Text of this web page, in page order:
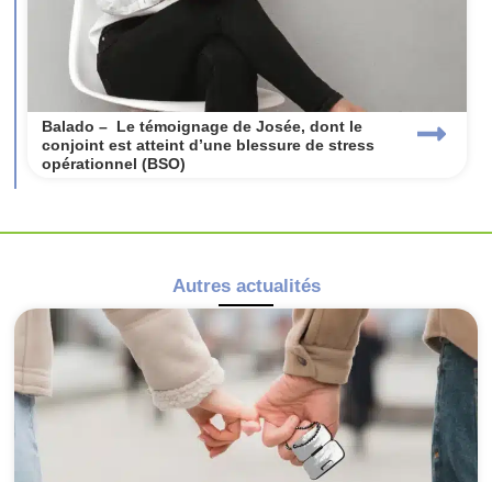
Balado – Le témoignage de Josée, dont le
conjoint est atteint d’une blessure de stress
opérationnel (BSO)
Autres actualités